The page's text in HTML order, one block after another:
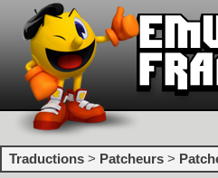
Traductions > Patcheurs >